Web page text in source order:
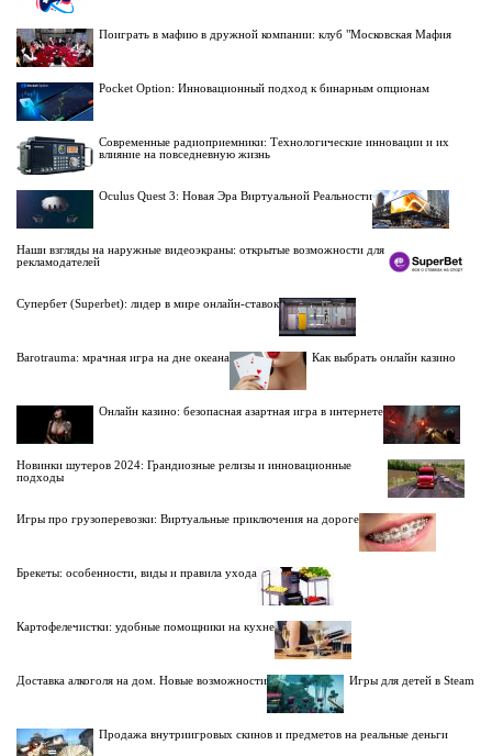
Поиграть в мафию в дружной компании: клуб "Московская Мафия
Pocket Option: Инновационный подход к бинарным опционам
Современные радиоприемники: Технологические инновации и их
влияние на повседневную жизнь
Oculus Quest 3: Новая Эра Виртуальной Реальности
Наши взгляды на наружные видеоэкраны: открытые возможности для
рекламодателей
Супербет (Superbet): лидер в мире онлайн-ставок
Barotrauma: мрачная игра на дне океана Как выбрать онлайн казино
Онлайн казино: безопасная азартная игра в интернете
Новинки шутеров 2024: Грандиозные релизы и инновационные
подходы
Игры про грузоперевозки: Виртуальные приключения на дороге
Брекеты: особенности, виды и правила ухода
Картофелечистки: удобные помощники на кухне
Доставка алкоголя на дом. Новые возможности Игры для детей в Steam
Продажа внутриигровых скинов и предметов на реальные деньги